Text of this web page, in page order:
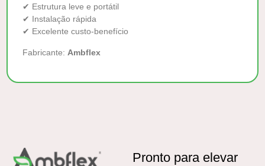
✔ Estrutura leve e portátil
✔ Instalação rápida
✔ Excelente custo-benefício
Fabricante: Ambflex
Pronto para elevar